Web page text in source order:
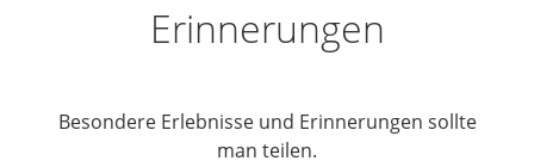
Erinnerungen
Besondere Erlebnisse und Erinnerungen sollte
man teilen.